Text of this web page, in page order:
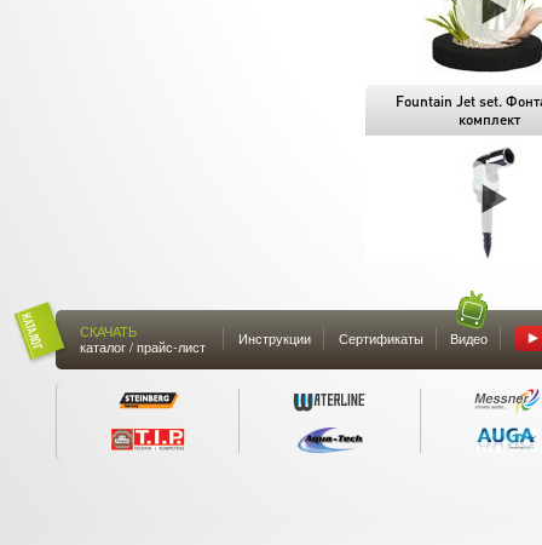
Fountain Jet set.
комплект
СКАЧАТЬ
каталог / прайс-лист
Инструкции Сертификаты Видео